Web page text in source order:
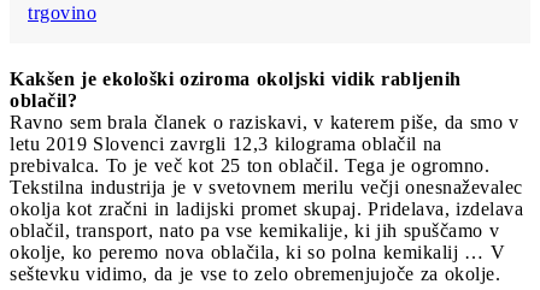
trgovino
Kakšen je ekološki oziroma okoljski vidik rabljenih
oblačil?
Ravno sem brala članek o raziskavi, v katerem piše, da smo v
letu 2019 Slovenci zavrgli 12,3 kilograma oblačil na
prebivalca. To je več kot 25 ton oblačil. Tega je ogromno.
Tekstilna industrija je v svetovnem merilu večji onesnaževalec
okolja kot zračni in ladijski promet skupaj. Pridelava, izdelava
oblačil, transport, nato pa vse kemikalije, ki jih spuščamo v
okolje, ko peremo nova oblačila, ki so polna kemikalij … V
seštevku vidimo, da je vse to zelo obremenjujoče za okolje.